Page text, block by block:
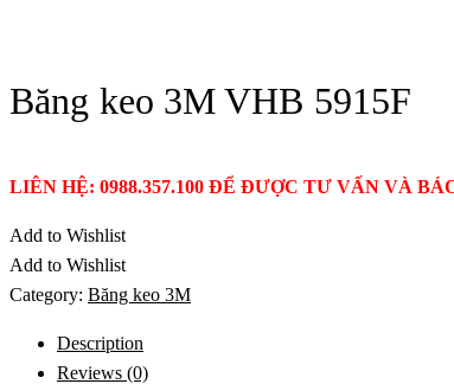
Băng keo 3M VHB 5915F
LIÊN HỆ: 0988.357.100 ĐỂ ĐƯỢC TƯ VẤN VÀ
Add to Wishlist
Add to Wishlist
Category: Băng keo 3M
Description
Reviews (0)